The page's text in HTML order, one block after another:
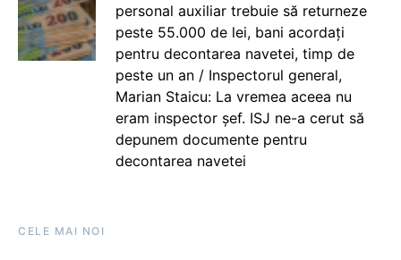
personal auxiliar trebuie să returneze
peste 55.000 de lei, bani acordați
pentru decontarea navetei, timp de
peste un an / Inspectorul general,
Marian Staicu: La vremea aceea nu
eram inspector șef. ISJ ne-a cerut să
depunem documente pentru
decontarea navetei
CELE MAI NOI